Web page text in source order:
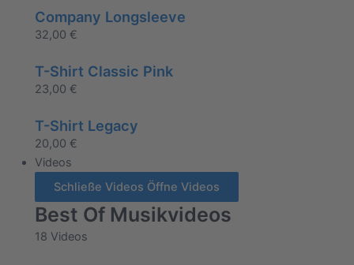
Company Longsleeve
32,00 €
T-Shirt Classic Pink
23,00 €
T-Shirt Legacy
20,00 €
Videos
Schließe Videos Öffne Videos
Best Of Musikvideos
18 Videos